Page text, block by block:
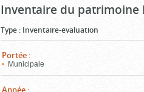
Inventaire du patrimoine
Type : Inventaire-évaluation
Portée :
Municipale